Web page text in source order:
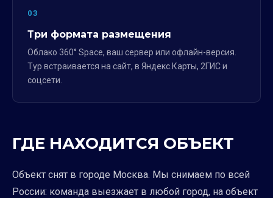
03
Три формата размещения
Облако 360° Space, ваш сервер или офлайн-версия.
Тур встраивается на сайт, в Яндекс.Карты, 2ГИС и
соцсети.
ГДЕ НАХОДИТСЯ ОБЪЕКТ
Объект снят в городе Москва. Мы снимаем по всей
России: команда выезжает в любой город, на объект